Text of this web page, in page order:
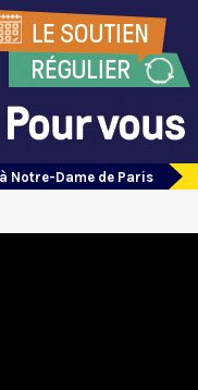
Notre-Dame de Paris